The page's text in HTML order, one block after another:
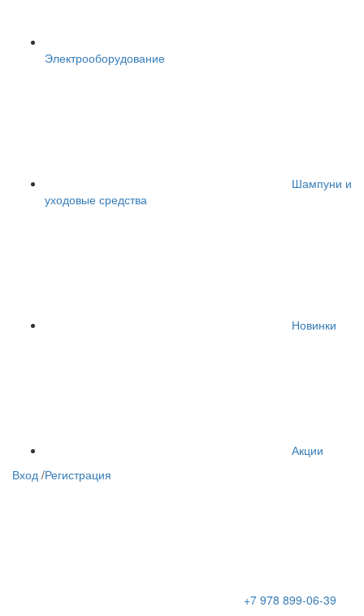
Электрооборудование
Шампуни и
уходовые средства
Новинки
Акции
Вход /Регистрация
+7 978 899-06-39